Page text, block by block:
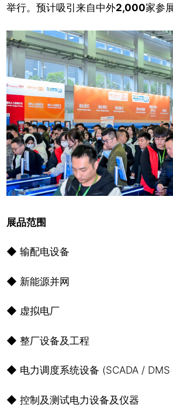
举行。预计吸引来自中外2,000家参
展品范围
◆ 输配电设备
◆ 新能源并网
◆ 虚拟电厂
◆ 整厂设备及工程
◆ 电力调度系统设备 (SCADA / DMS
◆ 控制及测试电力设备及仪器